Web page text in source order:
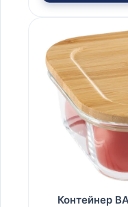
Контейнер